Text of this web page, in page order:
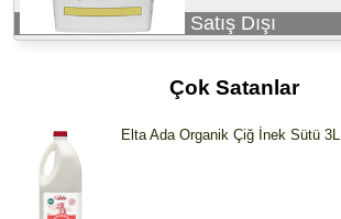
Satış Dışı
Çok Satanlar
Elta Ada Organik Çiğ İnek Sütü 3L